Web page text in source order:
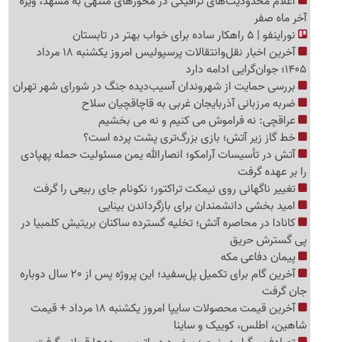
آخر ماه صفر
نوراینفو | 5 راهکار ساده برای خواب بهتر در تابستان
آخرین اخبار نقل‌وانتقالات پرسپولیس امروز یکشنبه 18 مرداد
1405؛ جوان‌گرایی ادامه دارد
بررسی حمایت از شهروندان آسیب‌دیده جنگ در شورای شهر تهران
ضربه مرزبانی آذربایجان غربی به قاچاقچیان سلاح
عراقچی: نه فراموش می کنیم و نه می بخشیم
خط گاز زیر آتش؛ بازی بزرگ‌تری پشت پرده است؟
آتش در تأسیسات آرامکو؛ انصارالله یمن مسئولیت حمله پهپادی
را بر عهده گرفت
تغییر ناگهانی روی نیمکت تراکتور؛ نکونام جای ربیعی را گرفت
امید بخشی دانشمندان برای بازگرداندن بینایی
کانادا در محاصره آتش؛ تخلیه گسترده ساکنان بریتیش کلمبیا در
پی گسترش حریق
پیمان دفاعی مکه
آخرین گام برای تکمیل پل‌سفید؛ این پروژه پس از 20 سال دوباره
جان گرفت
آخرین قیمت محصولات سایپا امروز یکشنبه 18 مرداد + قیمت
شاهین، اطلس، کوییک و ساینا